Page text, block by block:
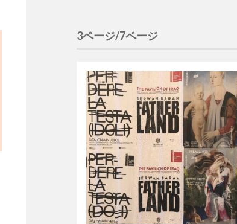
3ページ/7ページ